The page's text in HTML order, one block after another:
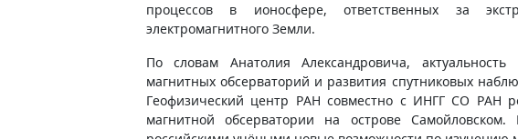
процессов в ионосфере, ответственных за
электромагнитного Земли.
По словам Анатолия Александровича,
магнитных обсерваторий и развития спутниковых
Геофизический центр РАН совместно с ИНГГ СО РАН
магнитной обсерватории на острове Самойловском.